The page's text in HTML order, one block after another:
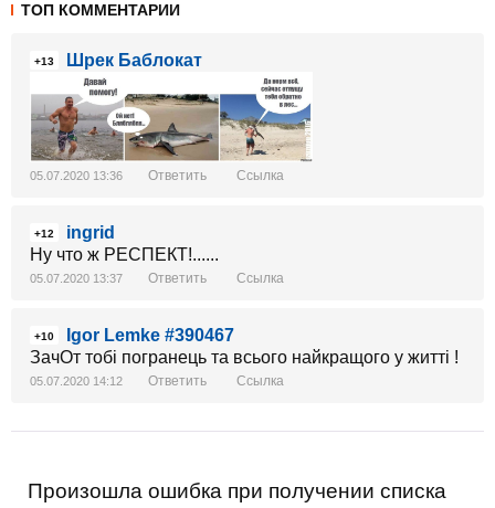
ТОП КОММЕНТАРИИ
+13 Шрек Баблокат
05.07.2020 13:36 Ответить Ссылка
+12
ingrid
Ну что ж РЕСПЕКТ!......
05.07.2020 13:37 Ответить Ссылка
+10
Igor Lemke #390467
ЗачОт тобi погранець та всього найкращого у життi !
05.07.2020 14:12 Ответить Ссылка
Произошла ошибка при получении списка